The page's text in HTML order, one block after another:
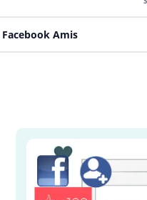
Facebook Amis